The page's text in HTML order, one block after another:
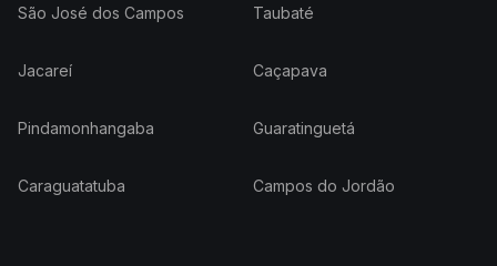
São José dos Campos Taubaté
Jacareí Caçapava
Pindamonhangaba Guaratinguetá
Caraguatatuba Campos do Jordão